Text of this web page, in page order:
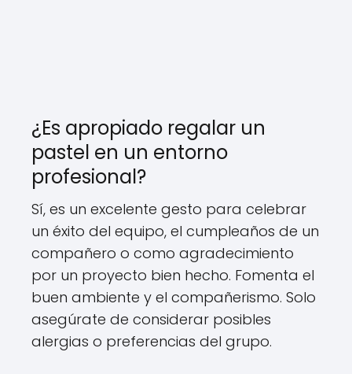
¿Es apropiado regalar un
pastel en un entorno
profesional?
Sí, es un excelente gesto para celebrar
un éxito del equipo, el cumpleaños de un
compañero o como agradecimiento
por un proyecto bien hecho. Fomenta el
buen ambiente y el compañerismo. Solo
asegúrate de considerar posibles
alergias o preferencias del grupo.